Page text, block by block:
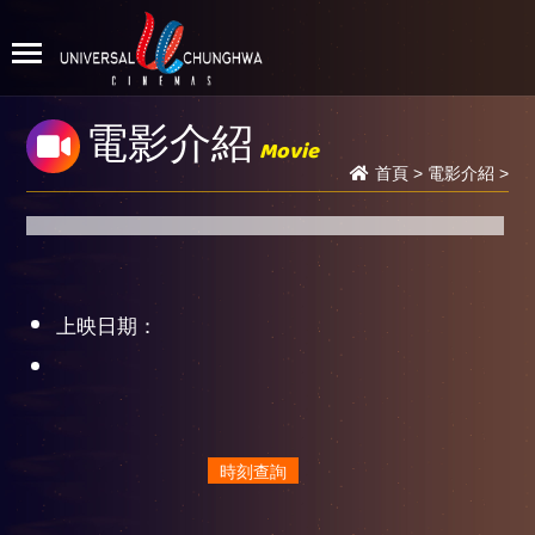
電影介紹 Movie
首頁> 電影介紹 >
上映日期：
時刻查詢